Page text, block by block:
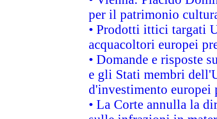
per il patrimonio
• Prodotti ittici targati
acquacoltori europei
• Domande e risposte
e gli Stati membri
d'investimento
• La Corte annulla la